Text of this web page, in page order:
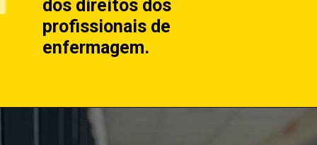
dos direitos dos
profissionais de
enfermagem.